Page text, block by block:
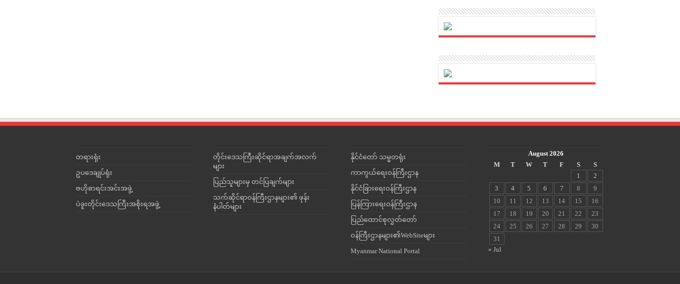
တရားရုံး
ဥပဒေချုပ်ရုံး
ဗဟိုစာရင်းအင်းအဖွဲ့
ပဲခူးတိုင်းဒေသကြီးအစိုးရအဖွဲ့
တိုင်းဒေသကြီးဆိုင်ရာအချက်အလက်
များ
ပြည်သူများမှ တင်ပြချက်များ
သက်ဆိုင်ရာဝန်ကြီးဌာနများ၏ ဖုန်း
နံပါတ်များ
နိုင်ငံတော် သမ္မတရုံး
ကာကွယ်ရေးဝန်ကြီးဌာန
နိုင်ငံခြားရေးဝန်ကြီးဌာန
ပြန်ကြားရေးဝန်ကြီးဌာန
ပြည်ထောင်စုလွှတ်တော်
ဝန်ကြီးဌာနများ၏WebSiteများ
Myanmar National Portal
August 2026
M
T W T F S
S
1
2
3
4 5 6 7 8
9
10
11 12 13 14 15
16
17
18 19 20 21 22
23
24
25 26 27 28 29
30
31
« Jul